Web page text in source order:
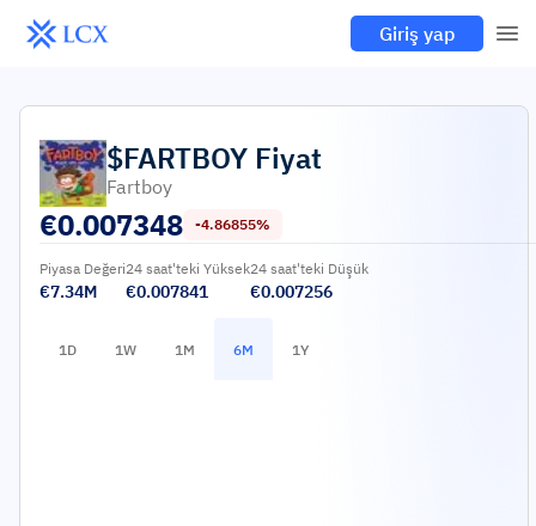
Giriş yap
$FARTBOY Fiyat
Fartboy
€0.007348 -4.86855%
Piyasa Değeri
€7.34M
24 saat'teki Yüksek
€0.007841
24 saat'teki Düşük
€0.007256
1D 1W 1M 6M 1Y